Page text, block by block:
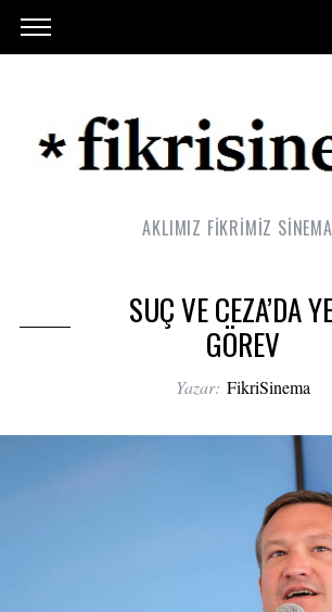
AKLIMIZ FİKRİMİZ
SUÇ VE CEZA’DA
GÖREV
Yazar: FikriSinema